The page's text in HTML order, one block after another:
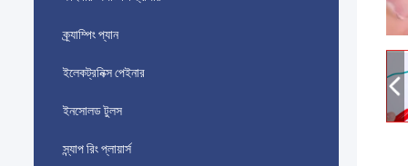
ক্র্যাম্পিং প্যান
ইলেকট্রনিক্স পেইনার
ইনসোলড টুলস
স্ন্যাপ রিং প্লায়ার্স